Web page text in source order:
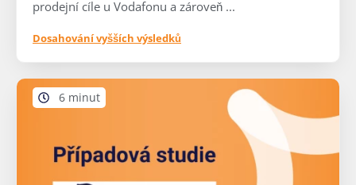
prodejní cíle u Vodafonu a zároveň ...
Dosahování vyšších výsledků
6 minut